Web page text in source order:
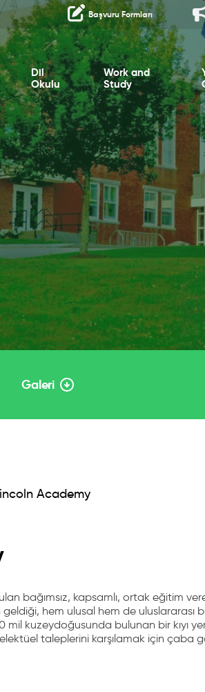
Başvuru Formları
Dil
Okulu
Work and
Study
Galeri
Academy
bağımsız, kapsamlı, ortak eğitim
hem ulusal hem de uluslararası
mil kuzeydoğusunda bulunan bir kıyı
taleplerini karşılamak için çaba